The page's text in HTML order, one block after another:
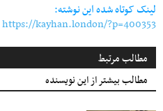
لینک کوتاه شده این نوشته:
https://kayhan.london/?p=400353
مطالب مرتبط
مطالب بیشتر از این نویسنده